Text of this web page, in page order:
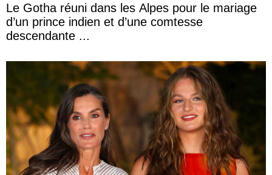
Le Gotha réuni dans les Alpes pour le mariage
d’un prince indien et d’une comtesse
descendante ...